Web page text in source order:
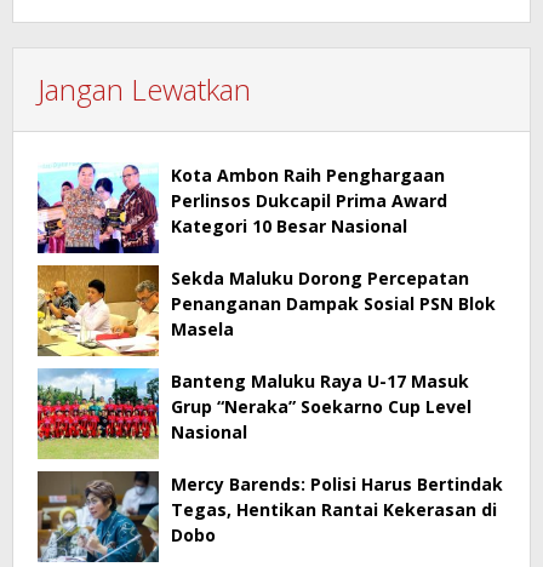
Jangan Lewatkan
Kota Ambon Raih Penghargaan
Perlinsos Dukcapil Prima Award
Kategori 10 Besar Nasional
Sekda Maluku Dorong Percepatan
Penanganan Dampak Sosial PSN Blok
Masela
Banteng Maluku Raya U-17 Masuk
Grup “Neraka” Soekarno Cup Level
Nasional
Mercy Barends: Polisi Harus Bertindak
Tegas, Hentikan Rantai Kekerasan di
Dobo